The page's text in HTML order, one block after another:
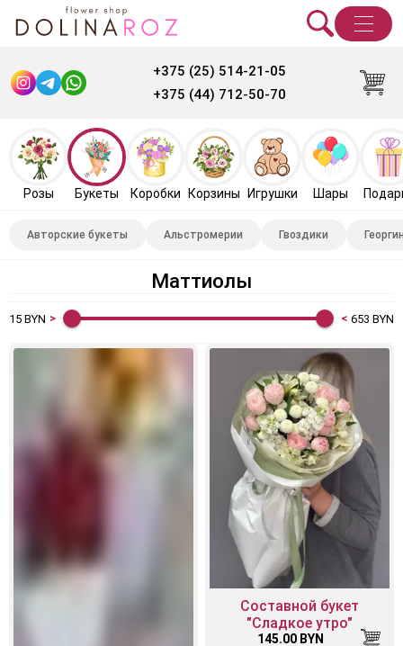
+375 (25) 514-21-05
+375 (44) 712-50-70
Розы Букеты Коробки Корзины Игрушки Шары
Авторские букеты Альстромерии Гвоздики
Маттиолы
15 BYN 653 BYN
Составной букет
"Сладкое утро"
145.00 BYN